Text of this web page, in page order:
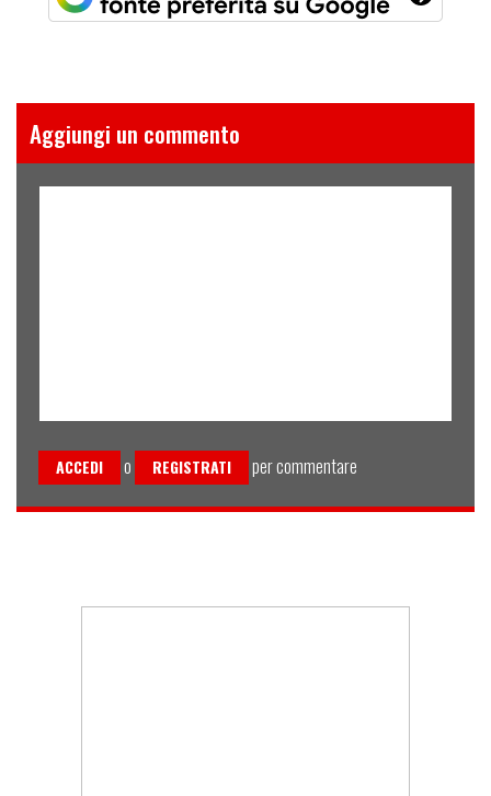
Aggiungi un commento
ACCEDI o REGISTRATI per commentare